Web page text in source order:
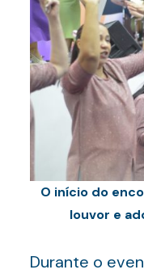
O início do
louvor e
Durante o